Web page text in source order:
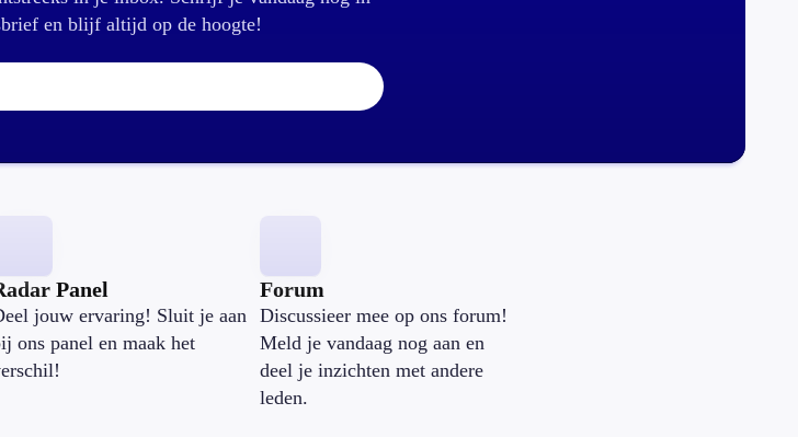
en blijf altijd op de hoogte!
E-mailadres:
Panel
jouw ervaring! Sluit je aan
ons panel en maak het
Forum
Discussieer mee op ons forum!
Meld je vandaag nog aan en
deel je inzichten met andere
leden.